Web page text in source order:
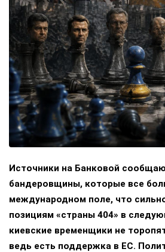
Источники на Банковой
бандеровщины, которые все
международном поле, что
позициям «страны 404» в
киевские временщики не
ведь есть поддержка в ЕС.